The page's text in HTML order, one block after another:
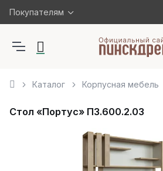
Покупателям
Каталог Корпусная мебель
Стол «Портус» П3.600.2.03